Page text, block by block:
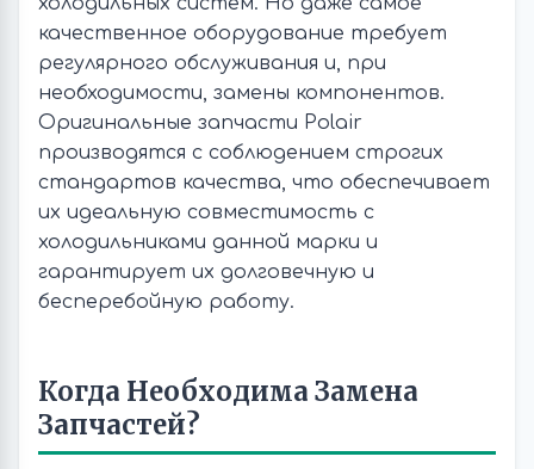
качественное оборудование требует
регулярного обслуживания и, при
необходимости, замены компонентов.
Оригинальные запчасти Polair
производятся с соблюдением строгих
стандартов качества, что обеспечивает
их идеальную совместимость с
холодильниками данной марки и
гарантирует их долговечную и
бесперебойную работу.
Когда Необходима Замена
Запчастей?